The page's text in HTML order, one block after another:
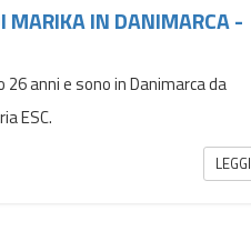
MARIKA IN DANIMARCA -
26 anni e sono in Danimarca da
ESC.
LEGGI